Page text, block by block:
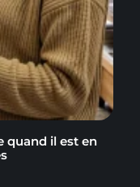
quand il est en